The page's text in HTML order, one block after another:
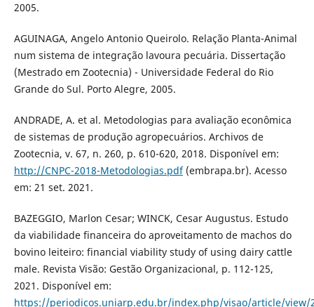
2005.
AGUINAGA, Angelo Antonio Queirolo. Relação Planta-Animal
num sistema de integração lavoura pecuária. Dissertação
(Mestrado em Zootecnia) - Universidade Federal do Rio
Grande do Sul. Porto Alegre, 2005.
ANDRADE, A. et al. Metodologias para avaliação econômica
de sistemas de produção agropecuários. Archivos de
Zootecnia, v. 67, n. 260, p. 610-620, 2018. Disponível em:
http://CNPC-2018-Metodologias.pdf(embrapa.br). Acesso
em: 21 set. 2021.
BAZEGGIO, Marlon Cesar; WINCK, Cesar Augustus. Estudo
da viabilidade financeira do aproveitamento de machos do
bovino leiteiro: financial viability study of using dairy cattle
male. Revista Visão: Gestão Organizacional, p. 112-125,
2021. Disponível em:
https://periodicos.uniarp.edu.br/index.php/visao/article/view/